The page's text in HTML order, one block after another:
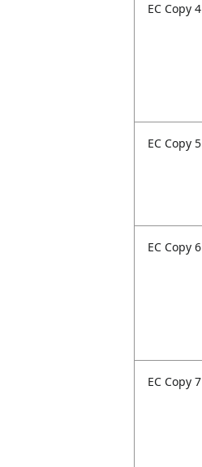
EC Copy 4
EC Copy 5
EC Copy 6
EC Copy 7